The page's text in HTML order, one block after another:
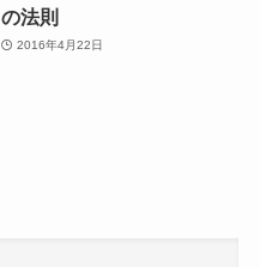
の法則
2016年4月22日